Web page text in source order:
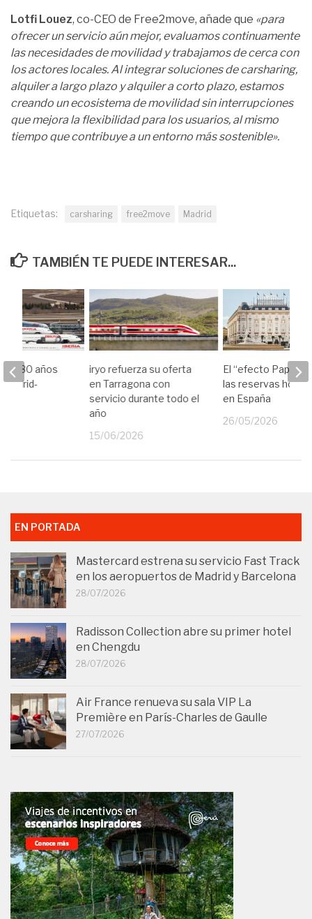
Lotfi Louez, co-CEO de Free2move, añade que «para
ofrecer un servicio aún mejor, evaluamos continuamente
las necesidades de movilidad y trabajamos de cerca con
los actores locales. Al integrar soluciones de carsharing,
alquiler a largo plazo y alquiler a corto plazo, estamos
creando un ecosistema de movilidad sin interrupciones
que mejora la flexibilidad para los usuarios, al mismo
tiempo que contribuye a un entorno más sostenible».
Etiquetas: carsharing free2move Madrid
TAMBIÉN TE PUEDE INTERESAR...
iryo refuerza su oferta
en Tarragona con
servicio durante todo el
año
15/06/2026
El “efecto Papa”
las reservas
en España
26/05/2026
80 años
Madrid-
EN PORTADA
Mastercard estrena su servicio Fast Track
en los aeropuertos de Madrid y Barcelona
28/07/2026
Radisson Collection abre su primer hotel
en Chengdu
28/07/2026
Air France renueva su sala VIP La
Première en París-Charles de Gaulle
27/07/2026